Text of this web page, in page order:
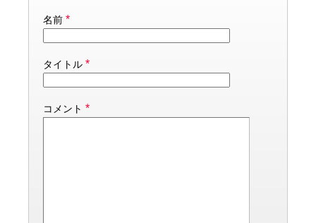
名前 *
タイトル *
コメント *